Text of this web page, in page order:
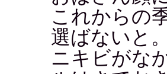
これからの
選ばないと。
ニキビがな